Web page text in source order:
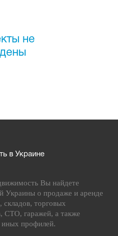
не
в Украине
Вы найдете
Украины о продаже и аренде
складов, торговых
СТО, гаражей, а также
профилей.